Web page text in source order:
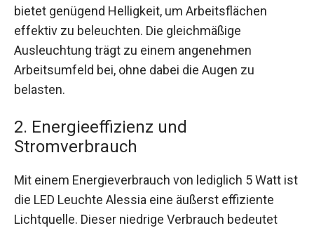
bietet genügend Helligkeit, um Arbeitsflächen
effektiv zu beleuchten. Die gleichmäßige
Ausleuchtung trägt zu einem angenehmen
Arbeitsumfeld bei, ohne dabei die Augen zu
belasten.
2. Energieeffizienz und
Stromverbrauch
Mit einem Energieverbrauch von lediglich 5 Watt ist
die LED Leuchte Alessia eine äußerst effiziente
Lichtquelle. Dieser niedrige Verbrauch bedeutet